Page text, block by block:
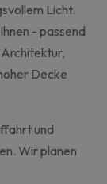
Licht.
- passend
Decke
und
Wir planen